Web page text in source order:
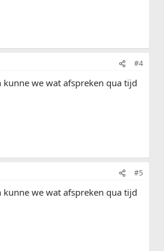
#4
we wat afspreken qua tijd
#5
we wat afspreken qua tijd